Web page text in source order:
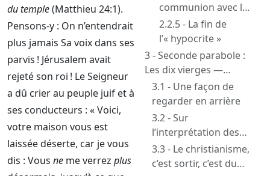
du temple(Matthieu 24:1).
Pensons-y : On n’entendrait
plus jamais Sa voix dans ses
parvis ! Jérusalem avait
rejeté son roi ! Le Seigneur
a dû crier au peuple juif et à
ses conducteurs : « Voici,
votre maison vous est
laissée déserte, car je vous
dis : Vous ne me verrez plus
communion avec le
monde
2.2.5 - La fin de
l’« hypocrite »
3 - Seconde parabole :
Les dix vierges —
Matthieu 25:1-13
3.1 - Une façon de
regarder en arrière
3.2 - Sur
l’interprétation des
paraboles
3.3 - Le christianisme,
c’est sortir, c’est du